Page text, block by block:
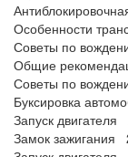
Особенности
Советы по
Общие
Советы по
Буксировка
Запуск двигателя
Замок зажигания